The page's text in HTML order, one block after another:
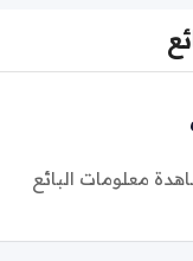
معلومات البائع